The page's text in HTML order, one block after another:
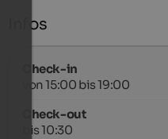
Infos
Check-in
von 15:00 bis 19:00
Check-out
bis 10:30